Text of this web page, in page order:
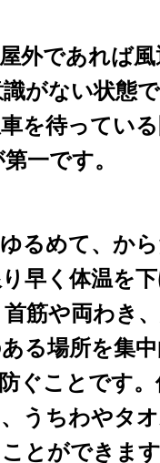
外であれば風
がない状態
を待ってい
一です。
るめて、か
早く体温を下
筋や両わき
る場所を集中
ぐことです
うちわやタ
とができます